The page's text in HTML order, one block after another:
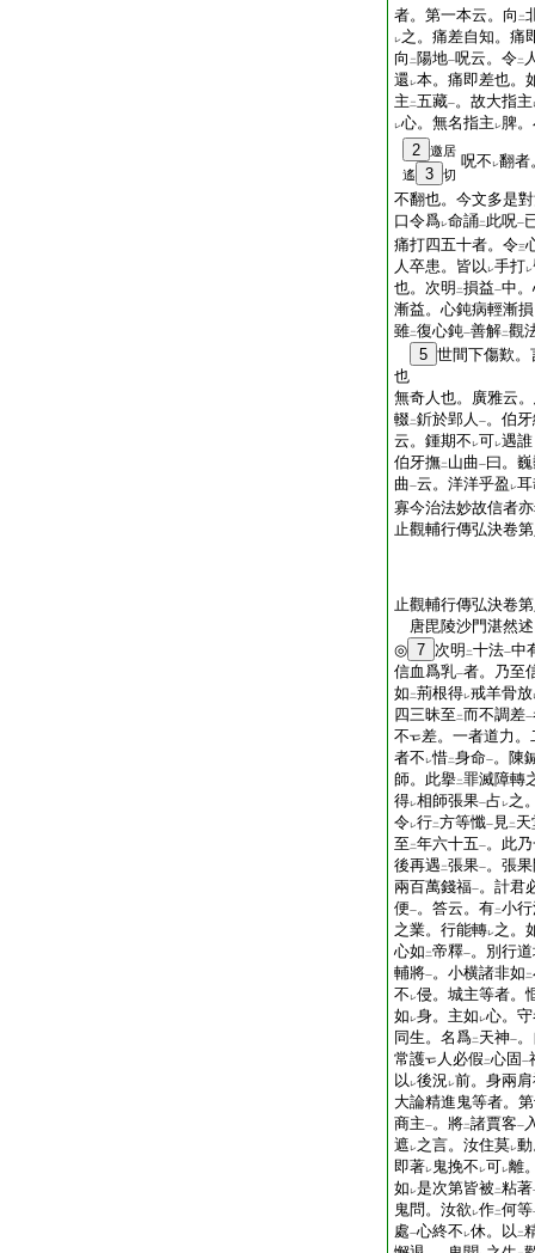
者。第一本云。向 二
レ之。痛差自知。痛
向 二 陽地一呪云。令二
還 レ本。痛即差也。
主 二五藏一。故大指主
レ心。無名指主 レ脾
2
邀居
遙
3 切
呪不 レ翻者
不翻也。今文多是
口令爲レ命誦二 此呪一
痛打四五十者。令三
人卒患。皆以 レ手打レ
也。次明 二損益一中
漸益。心鈍病輕漸
雖二復心鈍一善解二觀
5 世間下傷歎。
也
無奇人也。廣雅云
輟 二釿於郢人 一。伯
云。鍾期不 レ可レ遇
伯牙撫二 山曲一曰。
曲一云。洋洋乎盈 レ
寡今治法妙故信者
止觀輔行傳弘決卷
止觀輔行傳弘決卷
唐毘陵沙門湛然
◎ 7 次明 二十法一中
信血爲乳一者。乃至
如 二荊根得レ戒羊骨放
四三昧至 二而不調差一
不
差。一者道力
者不 レ惜二身命一。陳
師。此擧二罪滅障轉
得レ相師張果一占 レ之
令レ行二方等懺一 見二
至 二年六十五一。此
後再遇 二張果一。張
兩百萬錢福一。計君
便一。答云。有二小
之業。行能轉レ之。
心如 二帝釋一。別行
輔將一。小横諸非如 二
不 レ侵。城主等者。
如 レ身。主如 レ心。
同生。名爲二 天神一
常護
人必假 二心固 一
以 レ後況レ前。身兩
大論精進鬼等者。
商主一。將二諸賈客一
遮 レ之言。汝住莫レ
即著レ 鬼挽不 レ可レ離
如 レ是次第皆被 二粘著
鬼問。汝欲 レ作二何等
處一心終不 レ休。以 二